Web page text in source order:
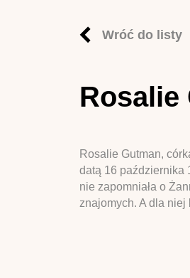
Wróć do listy
Rosalie
Rosalie Gutman,
datą 16 października
nie zapomniała o
znajomych. A dla niej